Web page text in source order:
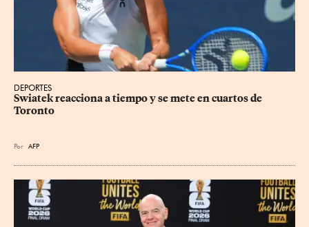
DEPORTES
Swiatek reacciona a tiempo y se mete en cuartos de
Toronto
Por AFP